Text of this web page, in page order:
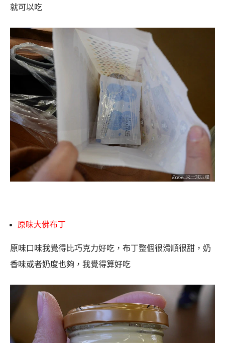
就可以吃
原味大佛布丁
原味口味我覺得比巧克力好吃，布丁整個很滑順很甜，奶
香味或者奶度也夠，我覺得算好吃